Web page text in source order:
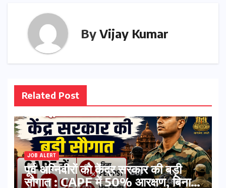
By Vijay Kumar
Related Post
JOB ALERT
पूर्व अग्निवीरों को केंद्र सरकार की बड़ी
सौगात : CAPF में 50% आरक्षण, बिना